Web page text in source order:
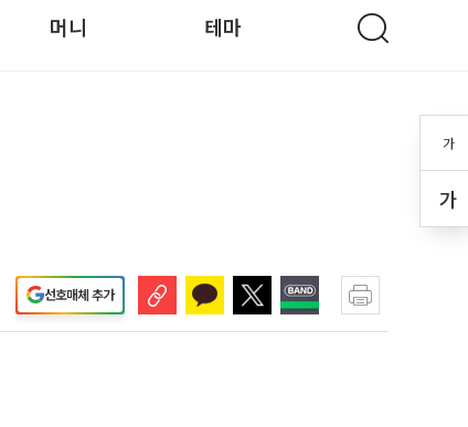
가
가
머니 테마
선호매체 추가